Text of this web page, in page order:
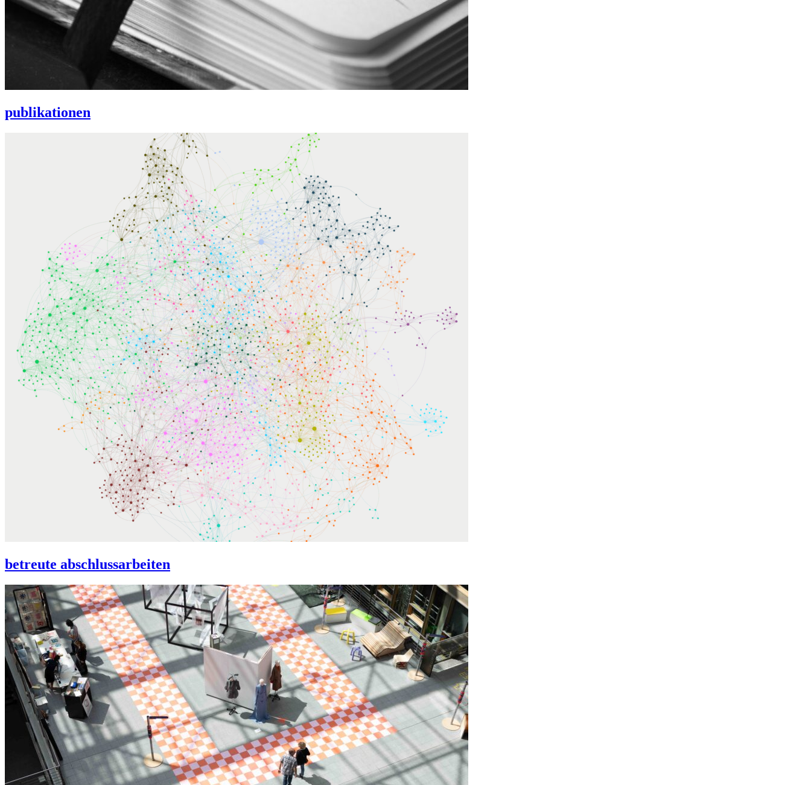
publikationen
betreute abschlussarbeiten